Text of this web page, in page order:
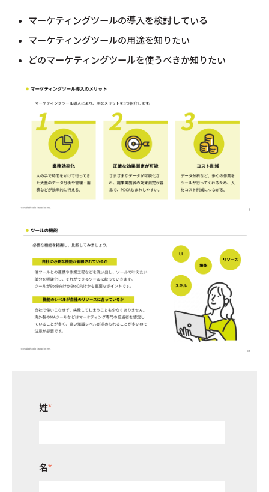
マーケティングツールの導入を検討している
マーケティングツールの用途を知りたい
どのマーケティングツールを使うべきか知りたい
姓*
名*